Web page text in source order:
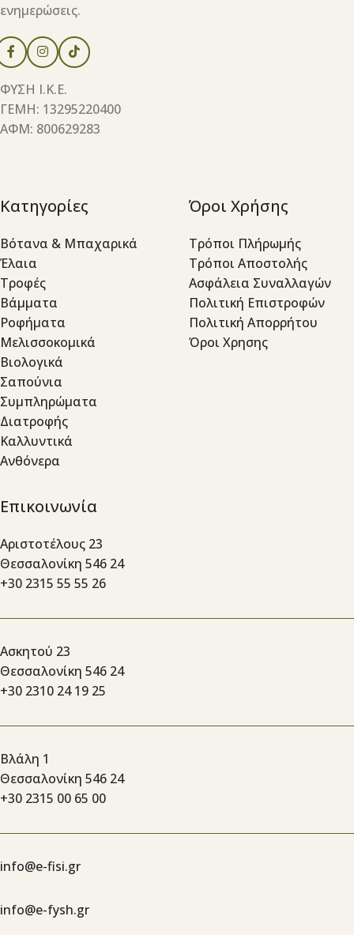
ενημερώσεις.
ΦΥΣΗ Ι.Κ.Ε.
ΓΕΜΗ: 13295220400
ΑΦΜ: 800629283
Κατηγορίες
Βότανα & Μπαχαρικά
Έλαια
Τροφές
Βάμματα
Ροφήματα
Μελισσοκομικά
Βιολογικά
Σαπούνια
Συμπληρώματα
Διατροφής
Καλλυντικά
Ανθόνερα
Όροι Χρήσης
Τρόποι Πλήρωμής
Τρόποι Αποστολής
Ασφάλεια Συναλλαγών
Πολιτική Επιστροφών
Πολιτική Απορρήτου
Όροι Χρησης
Επικοινωνία
Αριστοτέλους 23
Θεσσαλονίκη 546 24
+30 2315 55 55 26
Ασκητού 23
Θεσσαλονίκη 546 24
+30 2310 24 19 25
Βλάλη 1
Θεσσαλονίκη 546 24
+30 2315 00 65 00
info@e-fisi.gr
info@e-fysh.gr